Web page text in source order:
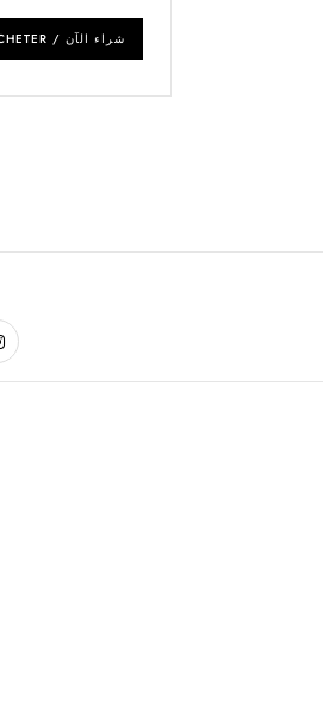
ACHETER / شراء الآن